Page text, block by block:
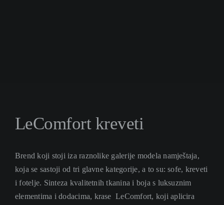
LeComfort kreveti
Brend koji stoji iza raznolike galerije modela namještaja,
koja se sastoji od tri glavne kategorije, a to su: sofe, kreveti
i fotelje. Sinteza kvalitetnih tkanina i boja s luksuznim
elementima i dodacima, krase LeComfort, koji aplicira